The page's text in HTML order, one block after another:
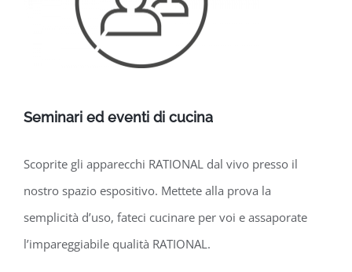
Seminari ed eventi di cucina
Scoprite gli apparecchi RATIONAL dal vivo presso il
nostro spazio espositivo. Mettete alla prova la
semplicità d’uso, fateci cucinare per voi e assaporate
l’impareggiabile qualità RATIONAL.